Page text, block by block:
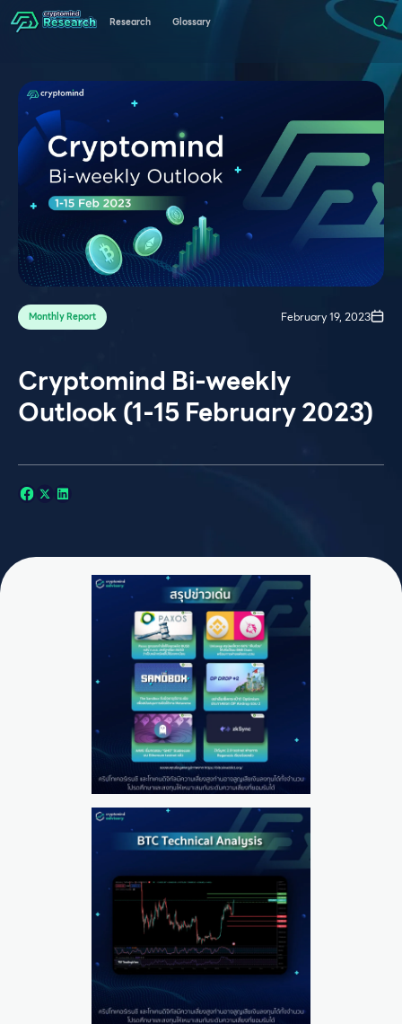
Research Glossary
Monthly Report February 19, 2023
Cryptomind Bi-weekly
Outlook (1-15 February 2023)